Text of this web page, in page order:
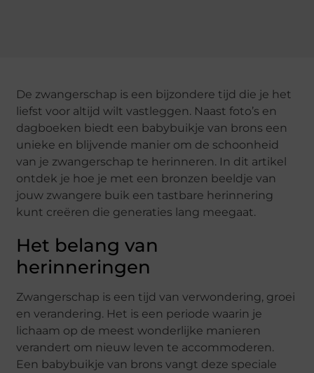
De zwangerschap is een bijzondere tijd die je het
liefst voor altijd wilt vastleggen. Naast foto’s en
dagboeken biedt een babybuikje van brons een
unieke en blijvende manier om de schoonheid
van je zwangerschap te herinneren. In dit artikel
ontdek je hoe je met een bronzen beeldje van
jouw zwangere buik een tastbare herinnering
kunt creëren die generaties lang meegaat.
Het belang van
herinneringen
Zwangerschap is een tijd van verwondering, groei
en verandering. Het is een periode waarin je
lichaam op de meest wonderlijke manieren
verandert om nieuw leven te accommoderen.
Een babybuikje van brons vangt deze speciale